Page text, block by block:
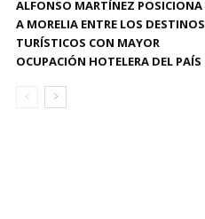
ALFONSO MARTÍNEZ POSICIONA
A MORELIA ENTRE LOS DESTINOS
TURÍSTICOS CON MAYOR
OCUPACIÓN HOTELERA DEL PAÍS